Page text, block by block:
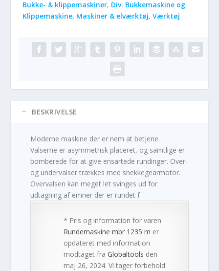
Bukke- & klippemaskiner, Div. Bukkemaskine og
Klippemaskine, Maskiner & elværktøj,Værktøj
BESKRIVELSE
Moderne maskine der er nem at betjene.
Valserne er asymmetrisk placeret, og samtlige er
bomberede for at give ensartede rundinger. Over-
og undervalser trækkes med snekkegearmotor.
Overvalsen kan meget let svinges ud for
udtagning af emner der er rundet f
* Pris og information for varen
Rundemaskine mbr 1235 m er
opdateret med information
modtaget fraGlobaltools den
maj 26, 2024. Vi tager forbehold